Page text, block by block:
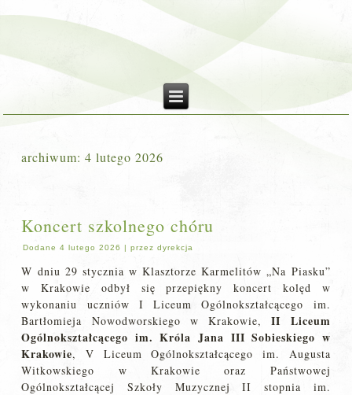
archiwum:4 lutego 2026
Koncert szkolnego chóru
Dodane 4 lutego 2026 |przez dyrekcja
W dniu 29 stycznia w Klasztorze Karmelitów „Na Piasku”
w Krakowie odbył się przepiękny koncert kolęd w
wykonaniu uczniów I Liceum Ogólnokształcącego im.
Bartłomieja Nowodworskiego w Krakowie,II Liceum
Ogólnokształcącego im. Króla Jana III Sobieskiego w
Krakowie, V Liceum Ogólnokształcącego im. Augusta
Witkowskiego w Krakowie oraz Państwowej
Ogólnokształcącej Szkoły Muzycznej II stopnia im.